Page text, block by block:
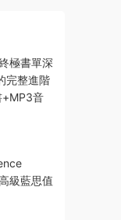
極書單深
完整進階
+MP3音
級藍思值